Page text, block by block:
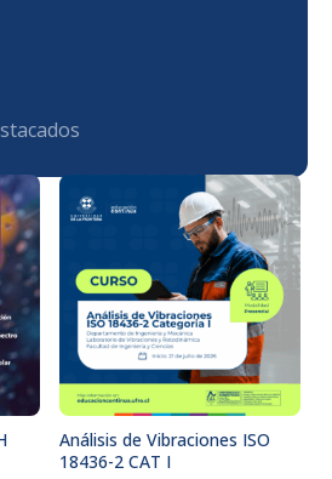
Análisis de Vibraciones ISO
18436-2 CAT I